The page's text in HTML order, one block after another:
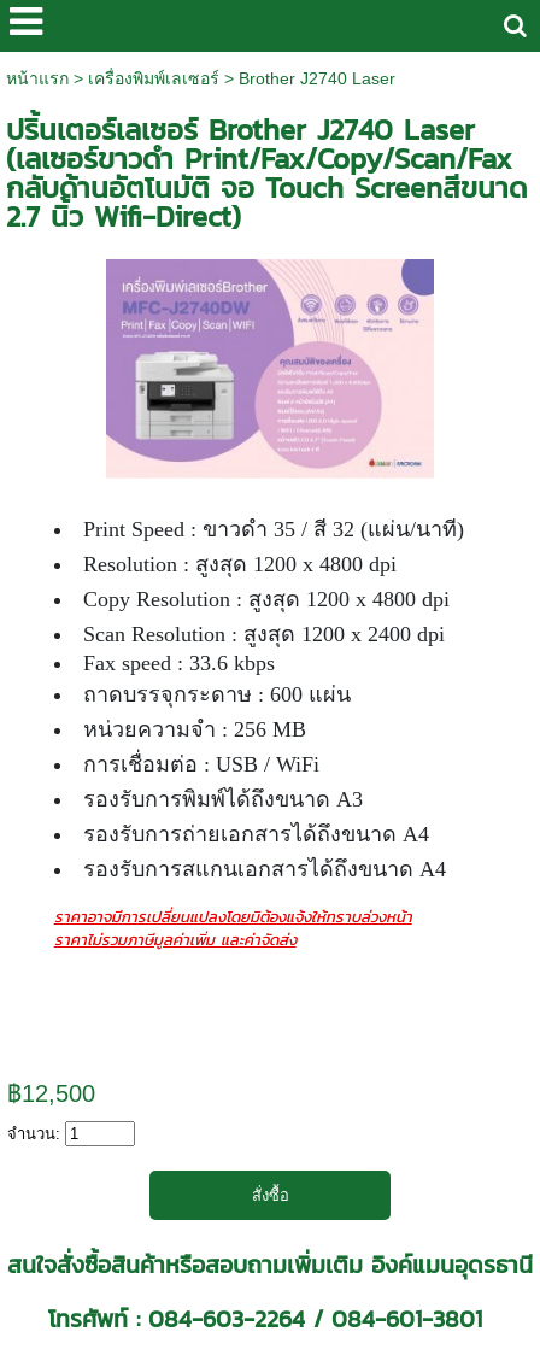
หน้าแรก> เครื่องพิมพ์เลเซอร์ > Brother J2740 Laser
ปริ้นเตอร์เลเซอร์ Brother J2740 Laser
(เลเซอร์ขาวดำ Print/Fax/Copy/Scan/Fax
กลับด้านอัตโนมัติ จอ Touch Screenสีขนาด
2.7 นิ้ว Wifi-Direct)
Print Speed : ขาวดำ 35 / สี 32 (แผ่น/นาที)
Resolution : สูงสุด 1200 x 4800 dpi
Copy Resolution : สูงสุด 1200 x 4800 dpi
Scan Resolution : สูงสุด 1200 x 2400 dpi
Fax speed : 33.6 kbps
ถาดบรรจุกระดาษ : 600 แผ่น
หน่วยความจำ : 256 MB
การเชื่อมต่อ : USB / WiFi
รองรับการพิมพ์ได้ถึงขนาด A3
รองรับการถ่ายเอกสารได้ถึงขนาด A4
รองรับการสแกนเอกสารได้ถึงขนาด A4
ราคาอาจมีการเปลี่ยนแปลงโดยมิต้องแจ้งให้ทราบล่วงหน้า
ราคาไม่รวมภาษีมูลค่าเพิ่ม และค่าจัดส่ง
฿12,500
จำนวน:
สนใจสั่งซื้อสินค้าหรือสอบถามเพิ่มเติม อิงค์แมนอุดรธานี
โทรศัพท์ :084-603-2264 /084-601-3801